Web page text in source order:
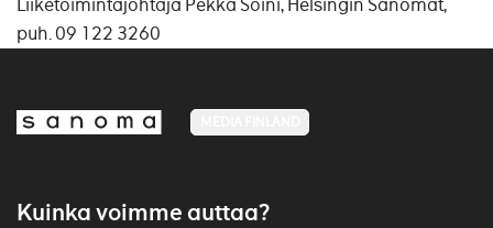
Liiketoimintajohtaja Pekka Soini, Helsingin Sanomat,
puh. 09 122 3260
Kuinka voimme auttaa?